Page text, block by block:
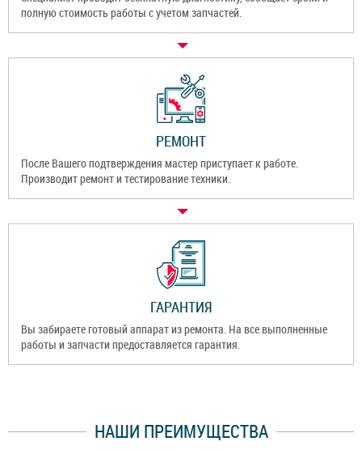
полную стоимость работы с учетом запчастей.
РЕМОНТ
После Вашего подтверждения мастер приступает к работе.
Производит ремонт и тестирование техники.
ГАРАНТИЯ
Вы забираете готовый аппарат из ремонта. На все выполненные
работы и запчасти предоставляется гарантия.
НАШИ ПРЕИМУЩЕСТВА